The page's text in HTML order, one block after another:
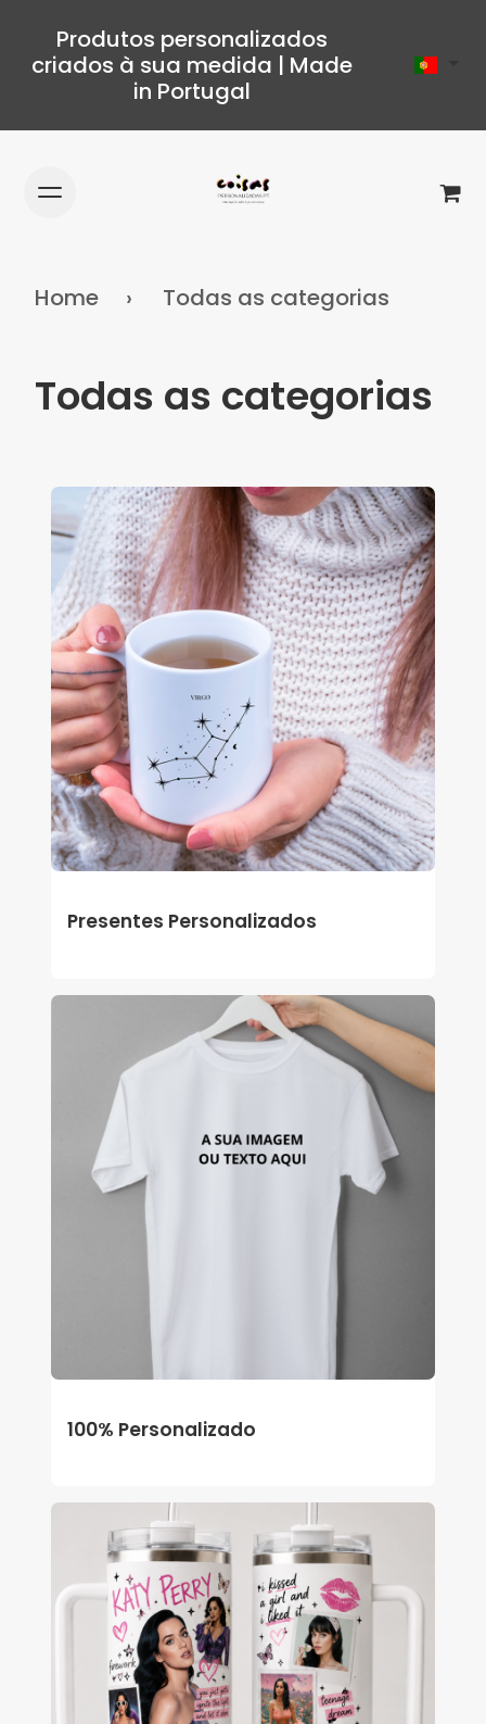
Produtos personalizados
criados à sua medida | Made
in Portugal
Home Todas as categorias
Todas as categorias
Presentes Personalizados
100% Personalizado